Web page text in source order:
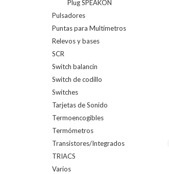
Plug SPEAKON
Pulsadores
Puntas para Multímetros
Relevos y bases
SCR
Switch balancin
Switch de codillo
Switches
Tarjetas de Sonido
Termoencogibles
Termómetros
Transistores/Integrados
TRIACS
Varios